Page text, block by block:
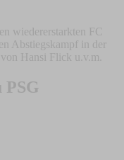
wiedererstarkten FC
Abstiegskampf in der
Hansi Flick u.v.m.
PSG